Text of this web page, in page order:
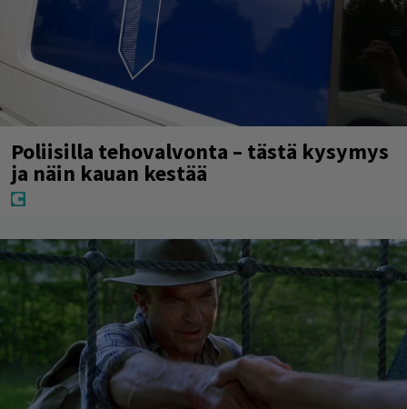
Poliisilla tehovalvonta – tästä kysymys
ja näin kauan kestää